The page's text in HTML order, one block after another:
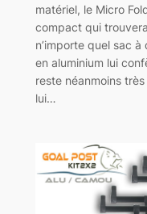
matériel, le Micro
compact qui
n’importe quel sac
en aluminium lui
reste néanmoins
lui…